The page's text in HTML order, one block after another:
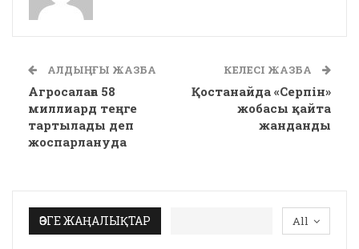
АЛДЫҢҒЫ ЖАЗБА
Агросалаға 58
миллиард теңге
тартылады деп
жоспарлануда
КЕЛЕСІ ЖАЗБА
Қостанайда «Серпін»
жобасы қайта
жанданды
All
ӨЗГЕ ЖАҢАЛЫҚТАР